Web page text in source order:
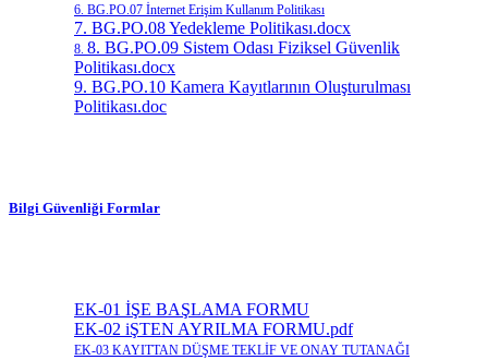
6. BG.PO.07 İnternet Erişim Kullanım Politikası
7. BG.PO.08 Yedekleme Politikası.docx
8. 8. BG.PO.09 Sistem Odası Fiziksel Güvenlik
Politikası.docx
9. BG.PO.10 Kamera Kayıtlarının Oluşturulması
Politikası.doc
Bilgi Güvenliği Formlar
EK-01 İŞE BAŞLAMA FORMU
EK-02 iŞTEN AYRILMA FORMU.pdf
EK-03 KAYITTAN DÜŞME TEKLİF VE ONAY TUTANAĞI